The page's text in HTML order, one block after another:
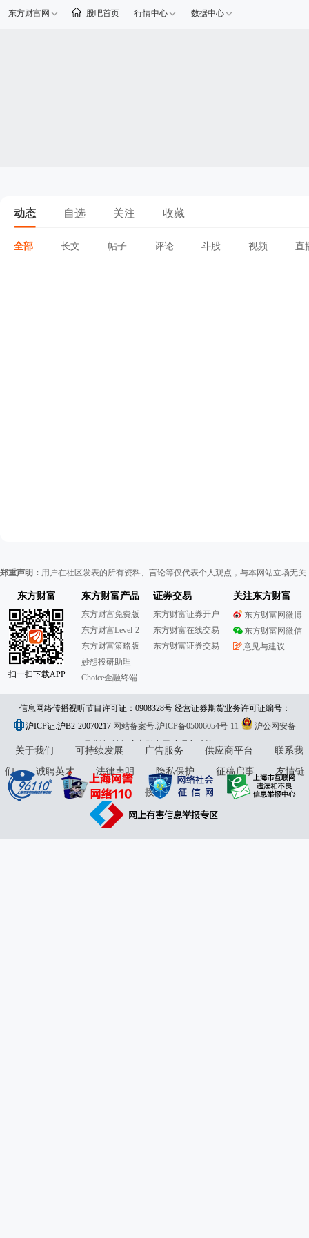
东方财富网 股吧首页 行情中心 数据中心
动态 自选 关注 收藏
全部 长文 帖子 评论 斗股 视频 直
郑重声明： 用户在社区发表的所有资料、言论等仅代表个人观点，与本网站立场无
东方财富
扫一扫下载APP
东方财富产品
东方财富免费版
东方财富Level-2
东方财富策略版
妙想投研助理
Choice金融终端
证券交易
东方财富证券开户
东方财富在线交易
东方财富证券交易
关注东方财富
东方财富网微博
东方财富网微信
意见与建议
信息网络传播视听节目许可证：0908328号 经营证券期货业务许可证编号：
913101046312860336 违法和不良信息举报:021-61278686 举报邮箱：
jubao@eastmoney.com
沪ICP证:沪B2-20070217 网站备案号:沪ICP备05006054号-11
沪公网安备
31010402000120号版权所有:东方财富网意见与建议:4000300059/952500
关于我们 可持续发展 广告服务 供应商平台
联系我
们
诚聘英才 法律声明 隐私保护 征稿启事
友情链
接